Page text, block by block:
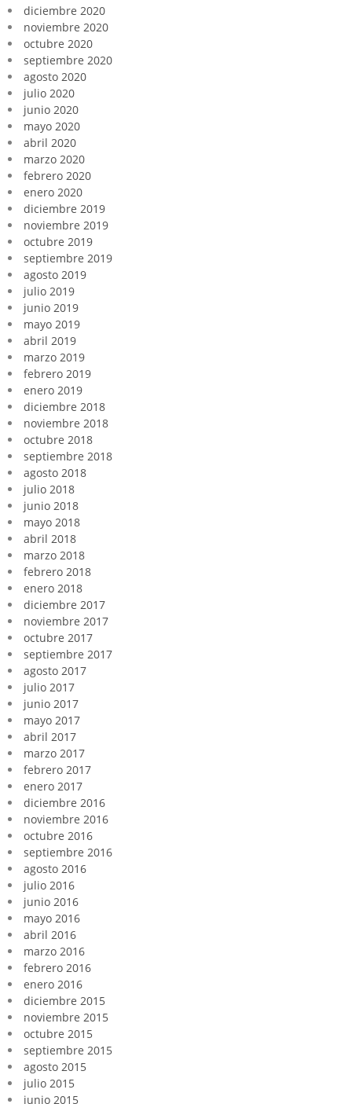
diciembre 2020
noviembre 2020
octubre 2020
septiembre 2020
agosto 2020
julio 2020
junio 2020
mayo 2020
abril 2020
marzo 2020
febrero 2020
enero 2020
diciembre 2019
noviembre 2019
octubre 2019
septiembre 2019
agosto 2019
julio 2019
junio 2019
mayo 2019
abril 2019
marzo 2019
febrero 2019
enero 2019
diciembre 2018
noviembre 2018
octubre 2018
septiembre 2018
agosto 2018
julio 2018
junio 2018
mayo 2018
abril 2018
marzo 2018
febrero 2018
enero 2018
diciembre 2017
noviembre 2017
octubre 2017
septiembre 2017
agosto 2017
julio 2017
junio 2017
mayo 2017
abril 2017
marzo 2017
febrero 2017
enero 2017
diciembre 2016
noviembre 2016
octubre 2016
septiembre 2016
agosto 2016
julio 2016
junio 2016
mayo 2016
abril 2016
marzo 2016
febrero 2016
enero 2016
diciembre 2015
noviembre 2015
octubre 2015
septiembre 2015
agosto 2015
julio 2015
junio 2015